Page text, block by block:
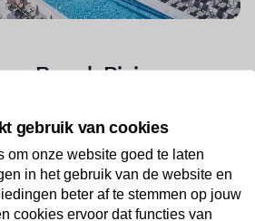
Beach Riviera
Riviera Cancun
de mooiste stranden van Mexico.
comfort en zorgeloos genieten.
concept is echt alles
gebruik van cookies
om onze website goed te laten
in het gebruik van de website en
beter af te stemmen op jouw
cookies ervoor dat functies van